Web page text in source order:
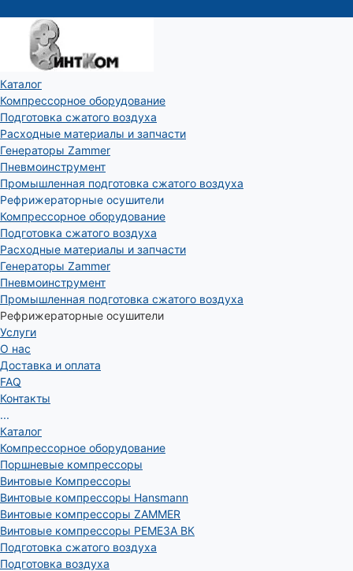
Каталог
Компрессорное оборудование
Подготовка сжатого воздуха
Расходные материалы и запчасти
Генераторы Zammer
Пневмоинструмент
Промышленная подготовка сжатого воздуха
Рефрижераторные осушители
Компрессорное оборудование
Подготовка сжатого воздуха
Расходные материалы и запчасти
Генераторы Zammer
Пневмоинструмент
Промышленная подготовка сжатого воздуха
Рефрижераторные осушители
Услуги
О нас
Доставка и оплата
FAQ
Контакты
...
Каталог
Компрессорное оборудование
Поршневые компрессоры
Винтовые Компрессоры
Винтовые компрессоры Hansmann
Винтовые компрессоры ZAMMER
Винтовые компрессоры РЕМЕЗА ВК
Подготовка сжатого воздуха
Подготовка воздуха